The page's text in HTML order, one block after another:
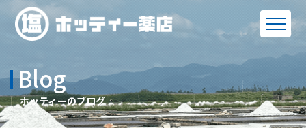
Blog
ホッティーのブログ